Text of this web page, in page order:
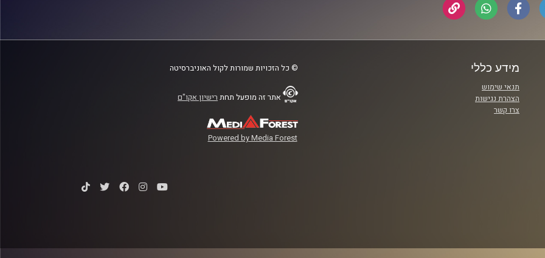
מידע כללי
תנאי שימוש
הצהרת נגישות
צרו קשר
© כל הזכויות שמורות לקול האוניברסיטה
אתר זה מופעל תחת רישיון אקו"ם
Powered by Media Forest